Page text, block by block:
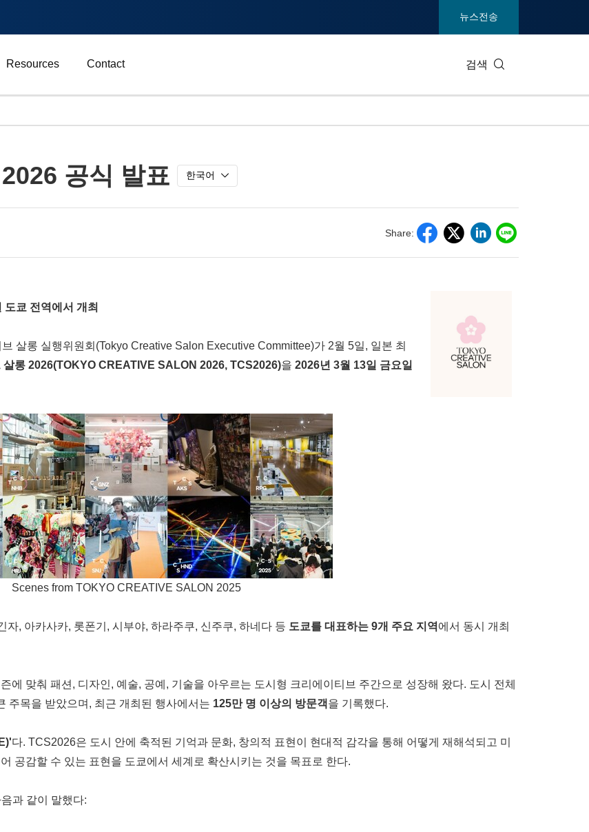
뉴스전송
Resources Contact 검색
에너지
공식 발표 한국어
Share:
쿄 전역에서 개최
살롱 실행위원회(Tokyo Creative Salon Executive Committee)가 2월 5일, 일본 최
살롱 2026(TOKYO CREATIVE SALON 2026, TCS2026)을 2026년 3월 13일 금요일
Scenes from TOKYO CREATIVE SALON 2025
, 아카사카, 롯폰기, 시부야, 하라주쿠, 신주쿠, 하네다 등 도쿄를 대표하는 9개 주요 지역 에서 동시 개최
에 맞춰 패션, 디자인, 예술, 공예, 기술을 아우르는 도시형 크리에이티브 주간으로 성장해 왔다. 도시 전체
주목을 받았으며, 최근 개최된 행사에서는 125만 명 이상의 방문객을 기록했다.
다. TCS2026은 도시 안에 축적된 기억과 문화, 창의적 표현이 현대적 감각을 통해 어떻게 재해석되고 미
공감할 수 있는 표현을 도쿄에서 세계로 확산시키는 것을 목표로 한다.
과 같이 말했다: